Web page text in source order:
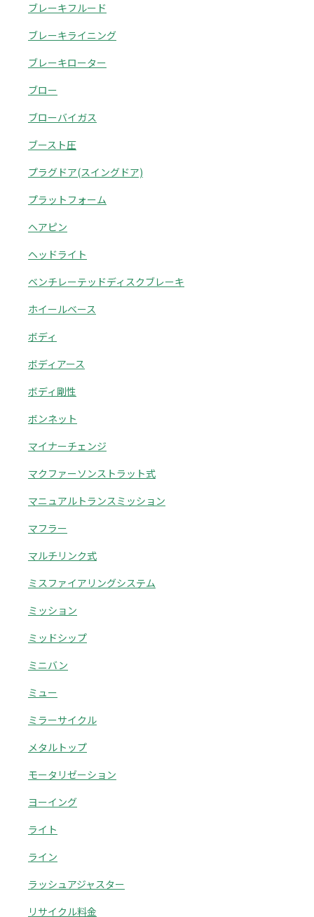
ブレーキフルード
ブレーキライニング
ブレーキローター
ブロー
ブローバイガス
ブースト圧
プラグドア(スイングドア)
プラットフォーム
ヘアピン
ヘッドライト
ベンチレーテッドディスクブレーキ
ホイールベース
ボディ
ボディアース
ボディ剛性
ボンネット
マイナーチェンジ
マクファーソンストラット式
マニュアルトランスミッション
マフラー
マルチリンク式
ミスファイアリングシステム
ミッション
ミッドシップ
ミニバン
ミュー
ミラーサイクル
メタルトップ
モータリゼーション
ヨーイング
ライト
ライン
ラッシュアジャスター
リサイクル料金